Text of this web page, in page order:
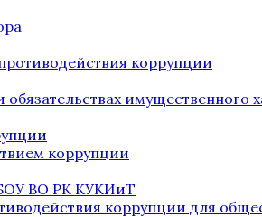
коррупции
обязательствах
коррупции
ВО РК КУКИиТ
коррупции для